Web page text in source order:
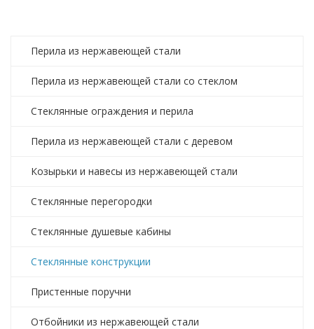
Перила из нержавеющей стали
Перила из нержавеющей стали со стеклом
Стеклянные ограждения и перила
Перила из нержавеющей стали с деревом
Козырьки и навесы из нержавеющей стали
Стеклянные перегородки
Стеклянные душевые кабины
Стеклянные конструкции
Пристенные поручни
Отбойники из нержавеющей стали